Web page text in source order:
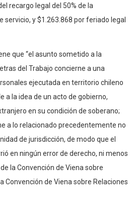
recargo legal del 50% de la
servicio, y $1.263.868 por feriado legal
que “el asunto sometido a la
del Trabajo concierne a una
ejecutada en territorio chileno
a la idea de un acto de gobierno,
en su condición de soberano;
a lo relacionado precedentemente no
de jurisdicción, de modo que el
en ningún error de derecho, ni menos
la Convención de Viena sobre
Convención de Viena sobre Relaciones